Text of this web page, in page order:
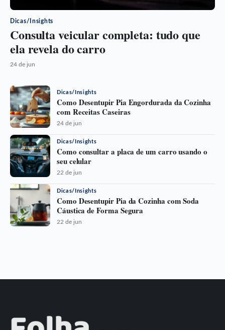
Dicas/Insights
Consulta veicular completa: tudo que
ela revela do carro
24 de jun
Dicas/Insights
Como Desentupir Pia Engordurada da Cozinha
com Receitas Caseiras
24 de jun
Dicas/Insights
Como consultar a placa de um carro usando o
seu celular
22 de jun
Dicas/Insights
Como Desentupir Pia da Cozinha com Soda
Cáustica de Forma Segura
22 de jun